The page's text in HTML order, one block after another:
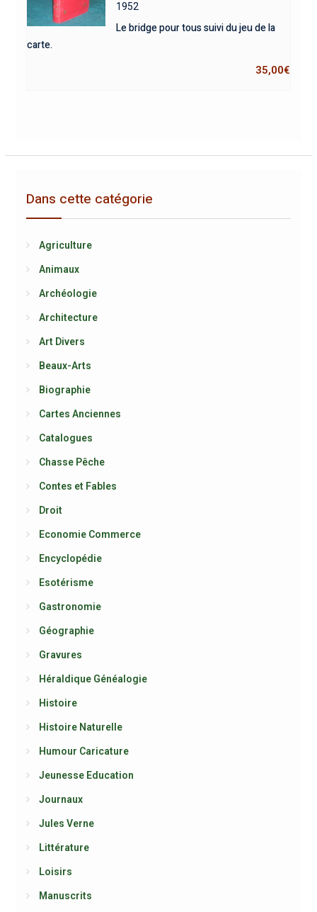
1952
Le bridge pour tous suivi du jeu de la
carte.
35,00€
Dans cette catégorie
Agriculture
Animaux
Archéologie
Architecture
Art Divers
Beaux-Arts
Biographie
Cartes Anciennes
Catalogues
Chasse Pêche
Contes et Fables
Droit
Economie Commerce
Encyclopédie
Esotérisme
Gastronomie
Géographie
Gravures
Héraldique Généalogie
Histoire
Histoire Naturelle
Humour Caricature
Jeunesse Education
Journaux
Jules Verne
Littérature
Loisirs
Manuscrits